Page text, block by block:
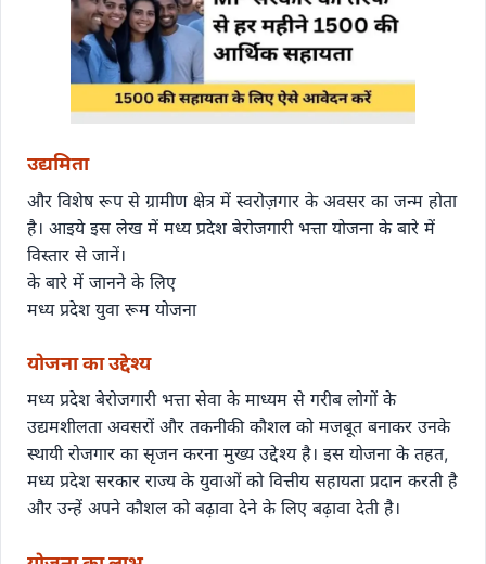
उद्यमिता
और विशेष रूप से ग्रामीण क्षेत्र में स्वरोज़गार के अवसर का जन्म होता
है। आइये इस लेख में मध्य प्रदेश बेरोजगारी भत्ता योजना के बारे में
विस्तार से जानें।
के बारे में जानने के लिए
मध्य प्रदेश युवा रूम योजना
योजना का उद्देश्य
मध्य प्रदेश बेरोजगारी भत्ता सेवा के माध्यम से गरीब लोगों के
उद्यमशीलता अवसरों और तकनीकी कौशल को मजबूत बनाकर उनके
स्थायी रोजगार का सृजन करना मुख्य उद्देश्य है। इस योजना के तहत,
मध्य प्रदेश सरकार राज्य के युवाओं को वित्तीय सहायता प्रदान करती है
और उन्हें अपने कौशल को बढ़ावा देने के लिए बढ़ावा देती है।